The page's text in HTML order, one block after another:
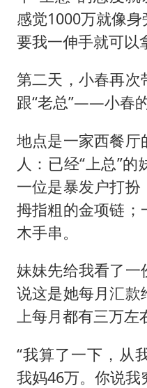
感觉1000万就像
要我一伸手就可以
第二天，小春再次
跟“老总”——小春的
地点是一家西餐厅
人：已经“上总”的
一位是暴发户打
拇指粗的金项链
木手串。
妹妹先给我看了一
说这是她每月汇款
上每月都有三万左
“我算了一下，从
我妈46万。你说我